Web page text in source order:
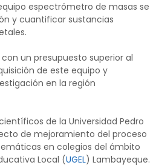
espectrómetro de masas se
y cuantificar sustancias
un presupuesto superior al
de este equipo y
en la región
de la Universidad Pedro
de mejoramiento del proceso
en colegios del ámbito
Local (UGEL) Lambayeque.